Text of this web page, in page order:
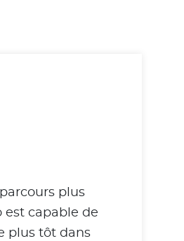
plus
est capable de
plus tôt dans